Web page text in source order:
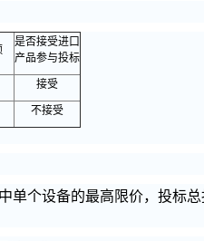
是否接受进口
产品参与投标
接受
不接受
单个设备的最高限价，投标